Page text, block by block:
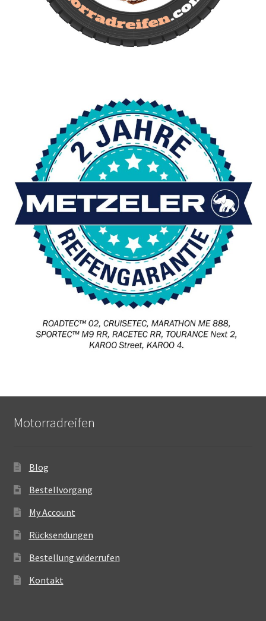
Motorradreifen
Blog
Bestellvorgang
My Account
Rücksendungen
Bestellung widerrufen
Kontakt